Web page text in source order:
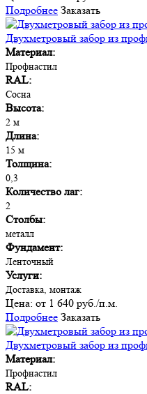
Подробнее Заказать
Двухметровый забор из
Материал:
Профнастил
RAL:
Сосна
Высота:
2 м
Длина:
15 м
Толщина:
0,3
Количество лаг:
2
Столбы:
металл
Фундамент:
Ленточный
Услуги:
Доставка, монтаж
Цена: от 1 640 руб./п.м.
Подробнее Заказать
Двухметровый забор из
Материал:
Профнастил
RAL: